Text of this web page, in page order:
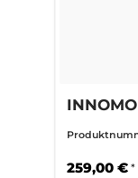
259,00 € *